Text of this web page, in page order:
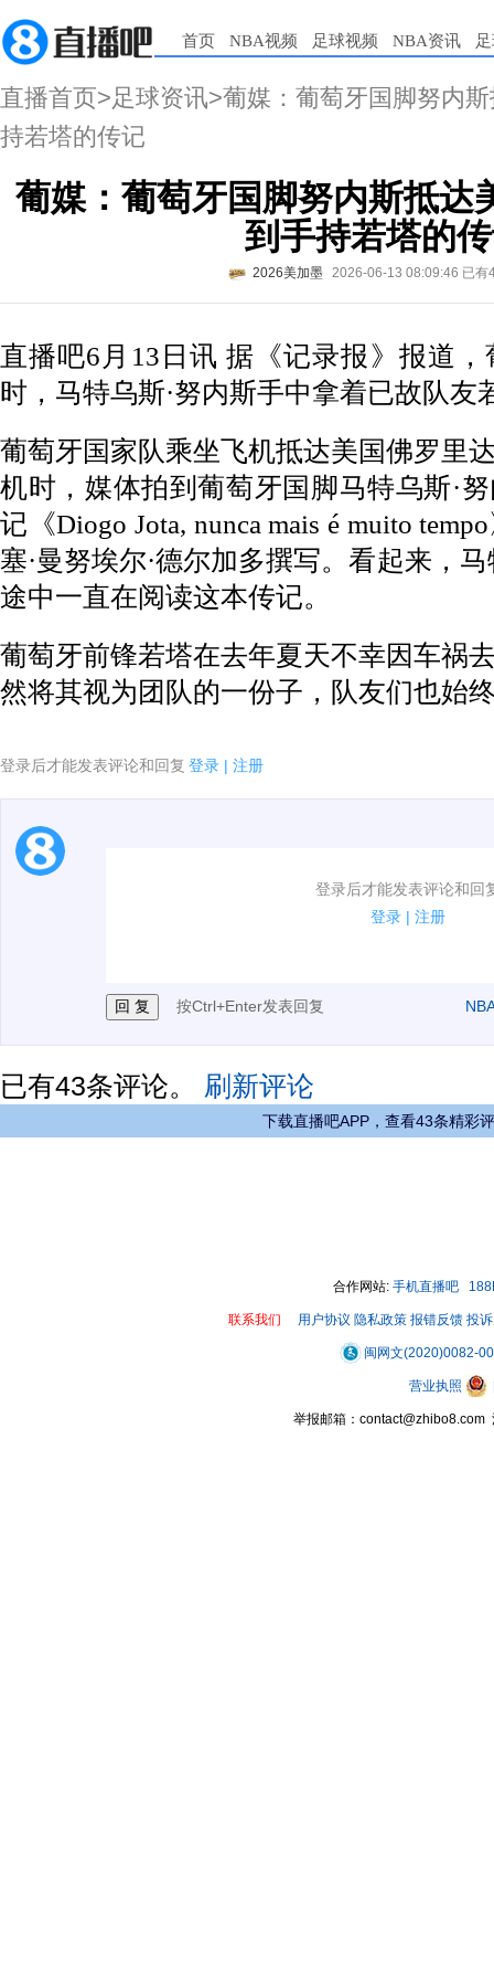
首页 NBA视频 足球视频 NBA资讯
直播首页>足球资讯>葡媒：葡萄牙国脚努内
持若塔的传记
葡媒：葡萄牙国脚努内斯抵达
到手持若塔的
2026美加墨 2026-06-13 08:09:46 已有
直播吧6月13日讯 据《记录报》报道
时，马特乌斯·努内斯手中拿着已故队友
葡萄牙国家队乘坐飞机抵达美国佛罗里
机时，媒体拍到葡萄牙国脚马特乌斯·
记《Diogo Jota, nunca mais é muito
塞·曼努埃尔·德尔加多撰写。看起来，
途中一直在阅读这本传记。
葡萄牙前锋若塔在去年夏天不幸因车祸
然将其视为团队的一份子，队友们也始
登录后才能发表评论和回复 登录 | 注册
登录后才能发表评论和回
登录 | 注册
1.电脑端新用户可以发表评论了！
按Ctrl+Enter发表回复
已有43条评论。 刷新评论
下载直播吧APP，查看43条精彩
合作网站: 手机直播吧
联系我们 用户协议 隐私政策 报错反馈 投
闽网文(2020)0082-
营业执照
举报邮箱：